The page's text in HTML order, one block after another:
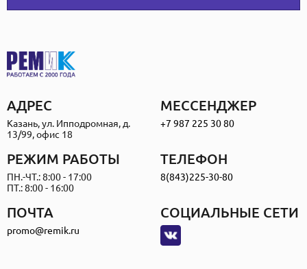
АДРЕС
Казань, ул. Ипподромная, д.
13/99, офис 18
МЕССЕНДЖЕР
+7 987 225 30 80
ПОЧТА
promo@remik.ru
РЕЖИМ РАБОТЫ
ПН.-ЧТ.: 8:00 - 17:00
ПТ.: 8:00 - 16:00
ТЕЛЕФОН
8(843)225-30-80
СОЦИАЛЬНЫЕ СЕТИ